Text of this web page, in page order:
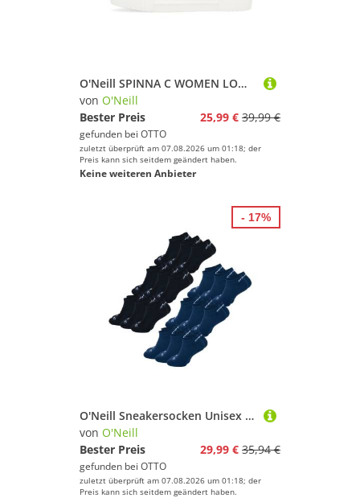
O'Neill SPINNA C WOMEN LOW Sneaker mit Leo Muster
von O'Neill
Bester Preis
25,99 € 39,99 €
gefunden bei OTTO
zuletzt überprüft am 07.08.2026 um 01:18; der
Preis kann sich seitdem geändert haben.
Keine weiteren Anbieter
O'Neill Sneakersocken Unisex Sneaker 18er Pack (18-Paar) aus Baumwolle mit Logo
von O'Neill
Bester Preis
29,99 € 35,94 €
gefunden bei OTTO
zuletzt überprüft am 07.08.2026 um 01:18; der
Preis kann sich seitdem geändert haben.
- 17%